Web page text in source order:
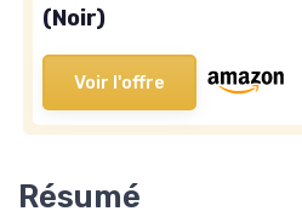
(Noir)
Voir l'offre
Résumé